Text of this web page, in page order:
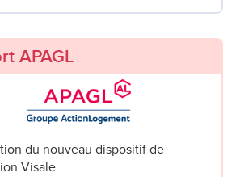
APAGL
du nouveau dispositif de
Visale